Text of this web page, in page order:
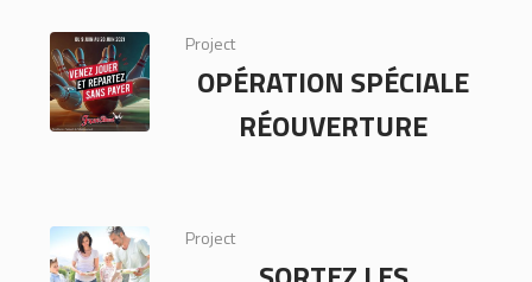
Project
OPÉRATION SPÉCIALE
RÉOUVERTURE
Project